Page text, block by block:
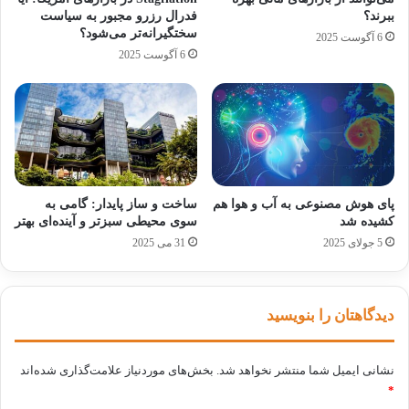
و نگرانی‌های اصناف را تسریع و به اصناف که
همواره طلایه‌داران اقتصاد کشور هستند در مسیر
بهبود عملکرد آنها در چارچوب قانون کمک خواهد
کرد.
وزیر امور اقتصادی و دارایی با اشاره به تلاش
دولت برای رفع موانع و مشکلات پیش‌روی اصناف
عنوان کرد: تلاش ما در هیأت مقررات‌زدایی و
تسهیل محیط کسب و کار این بوده که نیازها و
چالش‌های اصناف را رفع کنیم. در همین راستا نیز
یک سال گذشته به واحدهای مختلف صنفی تحمیل
شده بود و به بهانه‌های مختلف آنها را وارد تنگنا
ببرند؟
6 آگوست 2025
فدرال رزرو مجبور به سیاست
سختگیرانه‌تر می‌شود؟
6 آگوست 2025
پای هوش مصنوعی به آب و هوا هم
کشیده شد
5 جولای 2025
ساخت و ساز پایدار: گامی به
سوی محیطی سبزتر و آینده‌ای بهتر
31 می 2025
دیدگاهتان را بنویسید
نشانی ایمیل شما منتشر نخواهد شد. بخش‌های موردنیاز علامت‌گذاری شده‌اند
*